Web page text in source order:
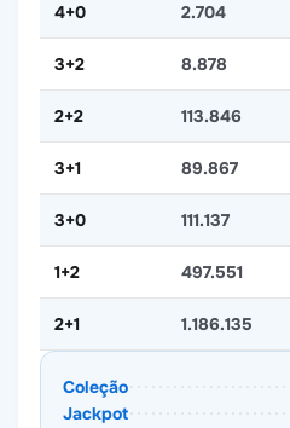
4+0 2.704
3+2 8.878
2+2 113.846
3+1 89.867
3+0 111.137
1+2 497.551
2+1 1.186.135
Coleção
Jackpot